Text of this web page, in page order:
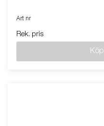
Art nr
Rek. pris
Köp